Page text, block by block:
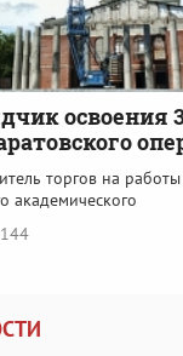
освоения
торгов на
академического